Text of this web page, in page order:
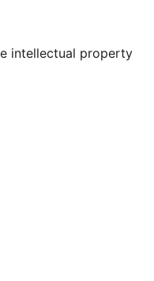
intellectual property